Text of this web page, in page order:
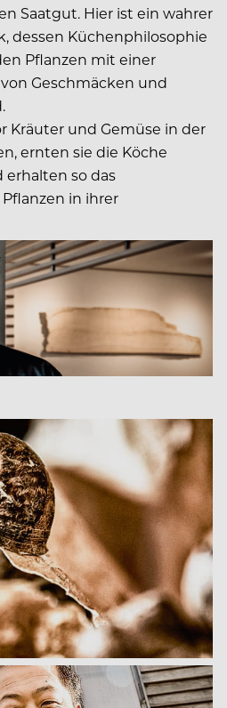
Saatgut. Hier ist ein wahrer
dessen Küchenphilosophie
Pflanzen mit einer
Geschmäcken und
Kräuter und Gemüse in der
ernten sie die Köche
erhalten so das
in ihrer